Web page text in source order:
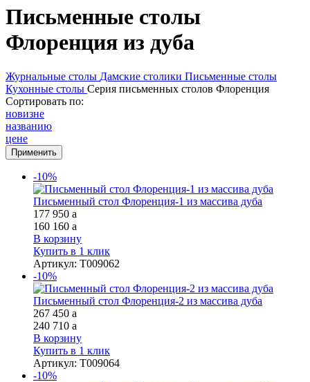
Письменные столы
Флоренция из дуба
Журнальные столы Дамские столики Письменные столы
Кухонные столы Серия письменных столов Флоренция
Сортировать по:
новизне
названию
цене
-10%
Письменный стол Флоренция-1 из массива дуба
177 950 a
160 160 a
В корзину
Купить в 1 клик
Артикул: Т009062
-10%
Письменный стол Флоренция-2 из массива дуба
267 450 a
240 710 a
В корзину
Купить в 1 клик
Артикул: Т009064
-10%